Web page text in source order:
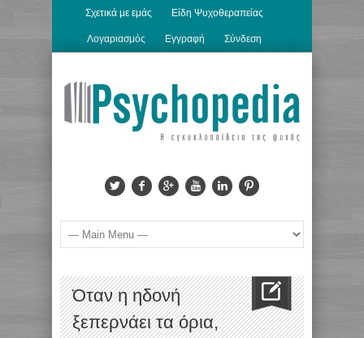
Σχετικά με εμάς Είδη Ψυχοθεραπείας
Λογαριασμός Εγγραφή Σύνδεση
Όταν η ηδονή
ξεπερνάει τα όρια,